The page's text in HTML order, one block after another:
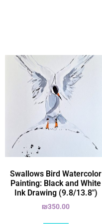
Swallows Bird Watercolor
Painting: Black and White
Ink Drawing (9.8/13.8")
₪350.00